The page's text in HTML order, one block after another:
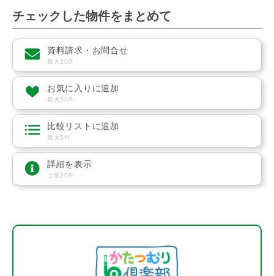
チェックした物件をまとめて
資料請求・お問合せ
最大20件
お気に入りに追加
最大50件
比較リストに追加
最大5件
詳細を表示
上限20件